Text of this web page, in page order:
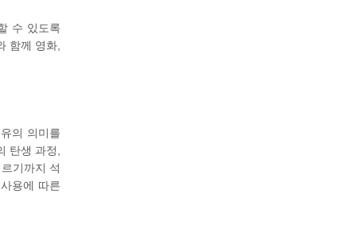
수 있도록
함께 영화,
의 의미를
탄생 과정,
기까지 석
용에 따른